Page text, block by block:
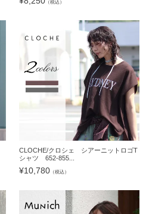
（税込）
CLOCHE/クロシェ シアーニットロゴT
シャツ 652-855...
¥10,780 （税込）